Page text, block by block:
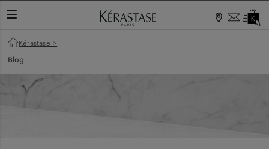
TOGGLE NAVIGATION
Kérastase >
Blog